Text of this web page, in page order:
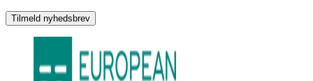
Tilmeld nyhedsbrev